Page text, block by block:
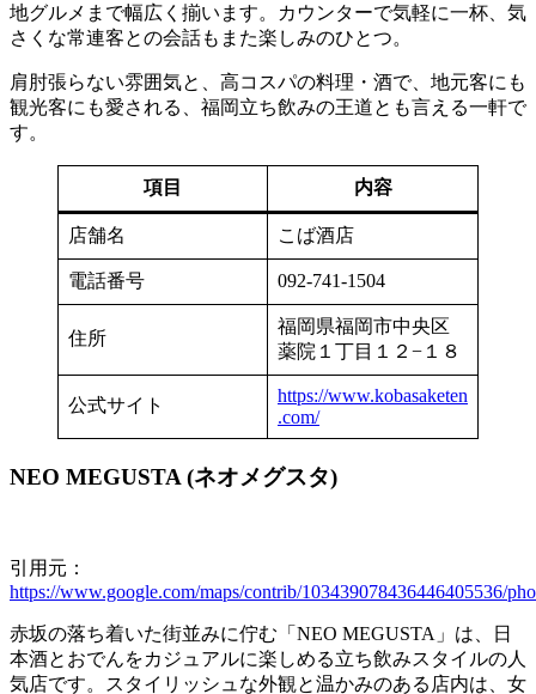
地グルメまで幅広く揃います。カウンターで気軽に一杯、気
さくな常連客との会話もまた楽しみのひとつ。
肩肘張らない雰囲気と、高コスパの料理・酒で、地元客にも
観光客にも愛される、福岡立ち飲みの王道とも言える一軒で
す。
項目 内容
店舗名 こば酒店
電話番号 092-741-1504
住所
福岡県福岡市中央区
薬院１丁目１２−１８
公式サイト
https://www.kobasaketen
.com/
NEO MEGUSTA (ネオメグスタ)
引用元：
https://www.google.com/maps/contrib/103439078436446405536/
赤坂の落ち着いた街並みに佇む「NEO MEGUSTA」は、日
本酒とおでんをカジュアルに楽しめる立ち飲みスタイルの人
気店です。スタイリッシュな外観と温かみのある店内は、女